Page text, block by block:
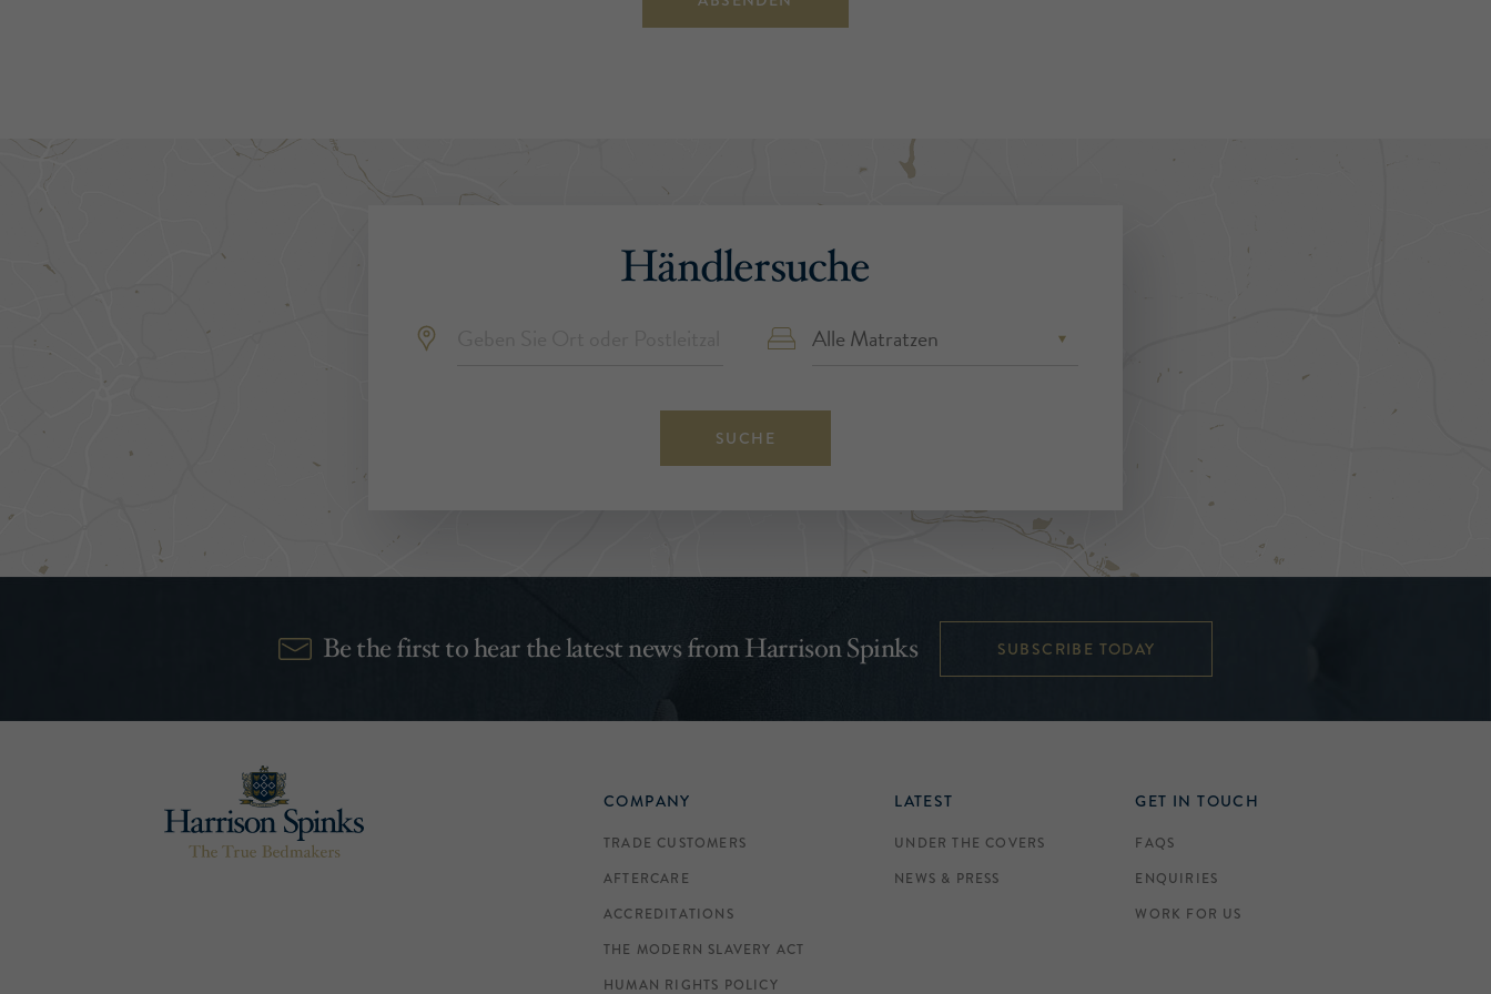
Händlersuche
SUCHE
Be the first to hear the latest news from Harrison Spinks SUBSCRIBE TODAY
COMPANY
TRADE CUSTOMERS
AFTERCARE
ACCREDITATIONS
THE MODERN SLAVERY ACT
HUMAN RIGHTS POLICY
LATEST
UNDER THE COVERS
NEWS & PRESS
GET IN TOUCH
FAQS
ENQUIRIES
WORK FOR US